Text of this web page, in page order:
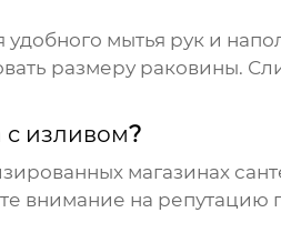
мытья рук и
размеру раковины.
изливом?
магазинах
внимание на репутацию